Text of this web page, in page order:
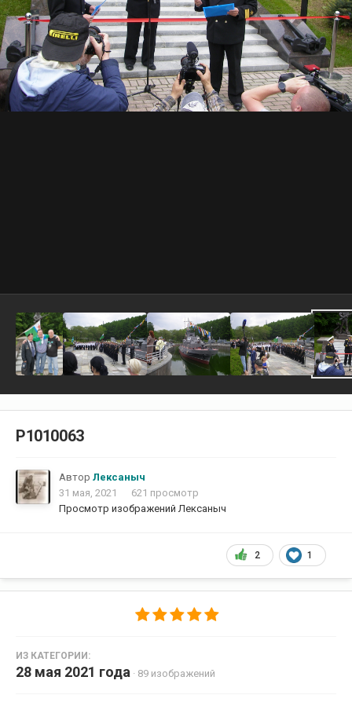
P1010063
Автор Лексаныч
31 мая, 2021
621 просмотр
Просмотр изображений Лексаныч
2 1
ИЗ КАТЕГОРИИ:
28 мая 2021 года · 89 изображений